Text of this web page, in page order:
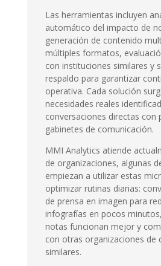
Las herramientas incluyen
automático del impacto de
generación de contenido
múltiples formatos,
con instituciones similares y
respaldo para garantizar
operativa. Cada solución
necesidades reales
conversaciones directas con
gabinetes de comunicación.
MMI Analytics atiende
de organizaciones, algunas
empiezan a utilizar estas
optimizar rutinas diarias:
de prensa en imagen para
infografías en pocos
notas funcionan mejor y
con otras organizaciones de
similares.